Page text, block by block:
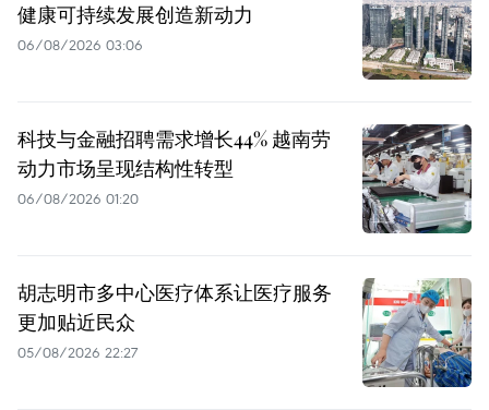
健康可持续发展创造新动力
06/08/2026 03:06
科技与金融招聘需求增长44% 越南劳
动力市场呈现结构性转型
06/08/2026 01:20
胡志明市多中心医疗体系让医疗服务
更加贴近民众
05/08/2026 22:27